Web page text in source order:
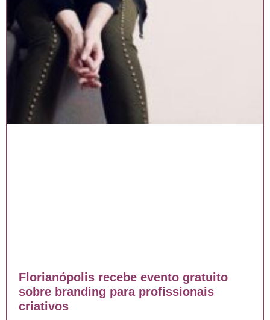
Florianópolis recebe evento gratuito
sobre branding para profissionais
criativos